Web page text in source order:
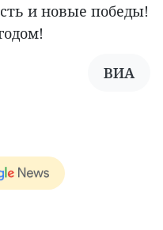
и новые победы!
ВИА